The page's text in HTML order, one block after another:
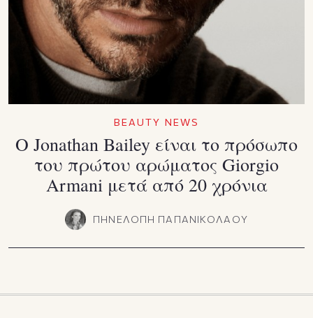
BEAUTY NEWS
Ο Jonathan Bailey είναι το πρόσωπο
του πρώτου αρώματος Giorgio
Armani μετά από 20 χρόνια
ΠΗΝΕΛΟΠΗ ΠΑΠΑΝΙΚΟΛΑΟΥ